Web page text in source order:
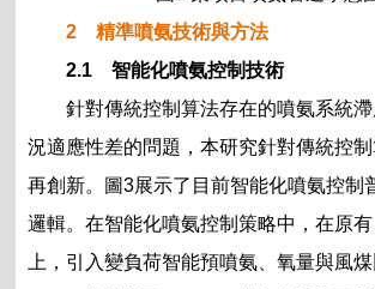
2 精準噴氨技術與方法
2.1 智能化噴氨控制技術
針對傳統控制算法存在的噴氨系統
況適應性差的問題，本研究針對傳統控
再創新。圖3展示了目前智能化噴氨控制
邏輯。在智能化噴氨控制策略中，在原
上，引入變負荷智能預噴氨、氧量與風